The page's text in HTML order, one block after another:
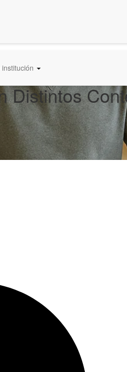
Distintos